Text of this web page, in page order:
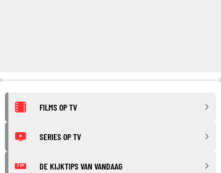
FILMS OP TV
SERIES OP TV
TIP DE KIJKTIPS VAN VANDAAG